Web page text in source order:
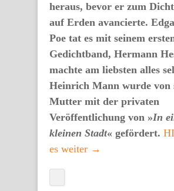
heraus, bevor er zum
auf Erden avancierte.
Poe tat es mit seinem
Gedichtband, Hermann
machte am liebsten alles
Heinrich Mann wurde von
Mutter mit der privaten
Veröffentlichung von »In
kleinen Stadt« gefördert.
es weiter →